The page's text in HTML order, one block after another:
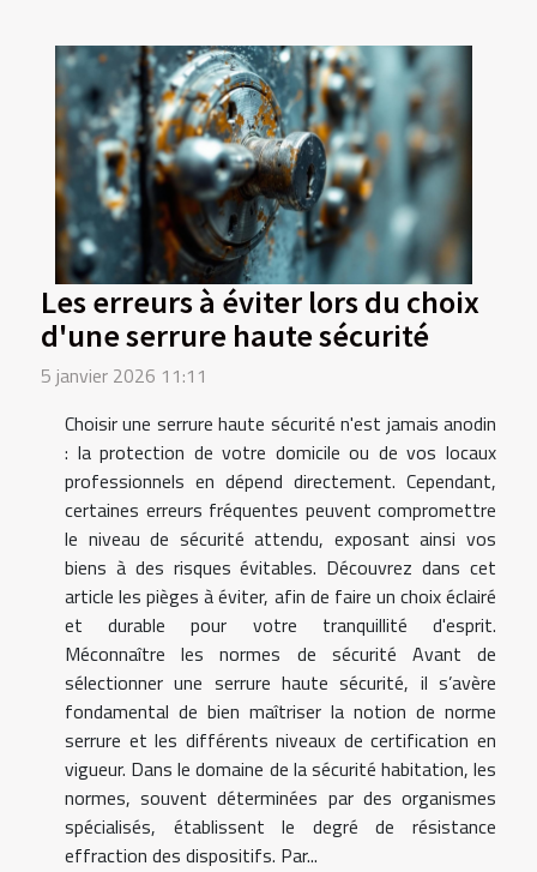
Les erreurs à éviter lors du choix
d'une serrure haute sécurité
5 janvier 2026 11:11
Choisir une serrure haute sécurité n'est jamais anodin
: la protection de votre domicile ou de vos locaux
professionnels en dépend directement. Cependant,
certaines erreurs fréquentes peuvent compromettre
le niveau de sécurité attendu, exposant ainsi vos
biens à des risques évitables. Découvrez dans cet
article les pièges à éviter, afin de faire un choix éclairé
et durable pour votre tranquillité d'esprit.
Méconnaître les normes de sécurité Avant de
sélectionner une serrure haute sécurité, il s’avère
fondamental de bien maîtriser la notion de norme
serrure et les différents niveaux de certification en
vigueur. Dans le domaine de la sécurité habitation, les
normes, souvent déterminées par des organismes
spécialisés, établissent le degré de résistance
effraction des dispositifs. Par...